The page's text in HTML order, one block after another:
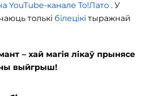
YouTube-канале То!Лато . У
толькі білецікі тыражнай
– хай магія лікаў прынясе
выйгрыш!